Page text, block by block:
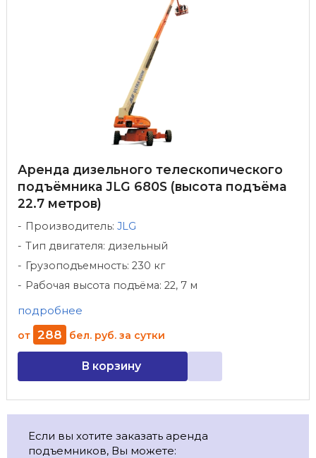
Аренда дизельного телескопического
подъёмника JLG 680S (высота подъёма
22.7 метров)
Производитель: JLG
Тип двигателя: дизельный
Грузоподъемность: 230 кг
Рабочая высота подъёма: 22, 7 м
подробнее
от 288 бел. руб. за сутки
В корзину
Если вы хотите заказать аренда
подъемников, Вы можете: